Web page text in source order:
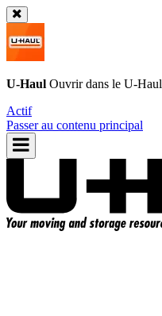
U-Haul Ouvrir dans le U-Haul
Actif
Passer au contenu principal